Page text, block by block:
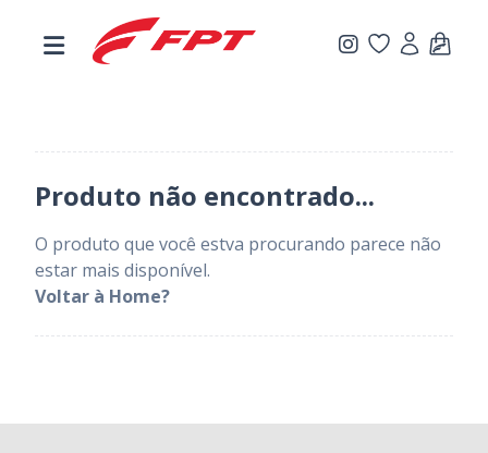
Produto não encontrado...
O produto que você estva procurando parece não
estar mais disponível.
Voltar à Home?